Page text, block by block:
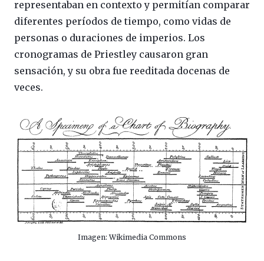
representaban en contexto y permitían comparar
diferentes períodos de tiempo, como vidas de
personas o duraciones de imperios. Los
cronogramas de Priestley causaron gran
sensación, y su obra fue reeditada docenas de
veces.
Imagen: Wikimedia Commons